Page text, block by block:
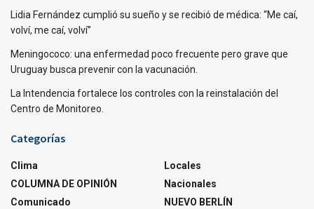
Lidia Fernández cumplió su sueño y se recibió de médica: “Me caí,
volví, me caí, volví”
Meningococo: una enfermedad poco frecuente pero grave que
Uruguay busca prevenir con la vacunación.
La Intendencia fortalece los controles con la reinstalación del
Centro de Monitoreo.
Categorías
Clima
COLUMNA DE OPINIÓN
Comunicado
Locales
Nacionales
NUEVO BERLÍN